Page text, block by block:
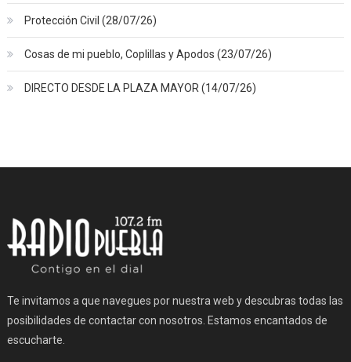
Protección Civil (28/07/26)
Cosas de mi pueblo, Coplillas y Apodos (23/07/26)
DIRECTO DESDE LA PLAZA MAYOR (14/07/26)
Te invitamos a que navegues por nuestra web y descubras todas las
posibilidades de contactar con nosotros. Estamos encantados de
escucharte.